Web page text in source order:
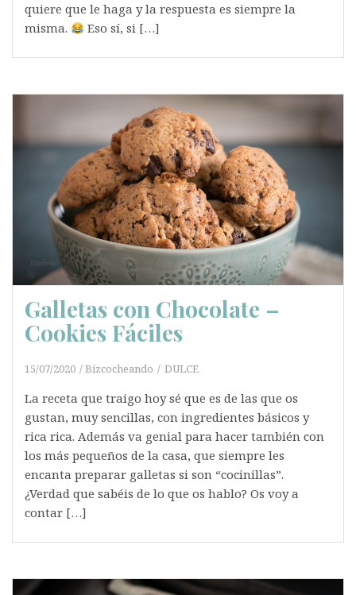
quiere que le haga y la respuesta es siempre la
misma.
Eso sí, si […]
Galletas con Chocolate –
Cookies Fáciles
15/07/2020 Bizcocheando DULCE
La receta que traigo hoy sé que es de las que os
gustan, muy sencillas, con ingredientes básicos y
rica rica. Además va genial para hacer también con
los más pequeños de la casa, que siempre les
encanta preparar galletas si son “cocinillas”.
¿Verdad que sabéis de lo que os hablo? Os voy a
contar […]